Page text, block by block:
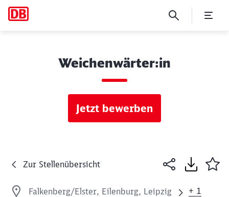
Weichenwärter:in
Jetzt bewerben
Zur Stellenübersicht
Falkenberg/Elster, Eilenburg, Leipzig + 1